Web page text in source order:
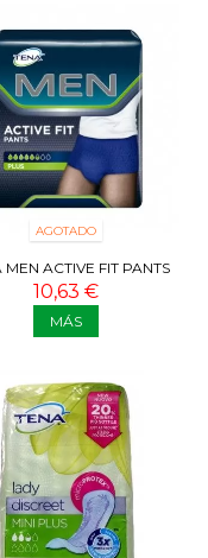
AGOTADO
MEN ACTIVE FIT PANTS
L 5,5 GOTAS 8 PANTS
10,63 €
MÁS